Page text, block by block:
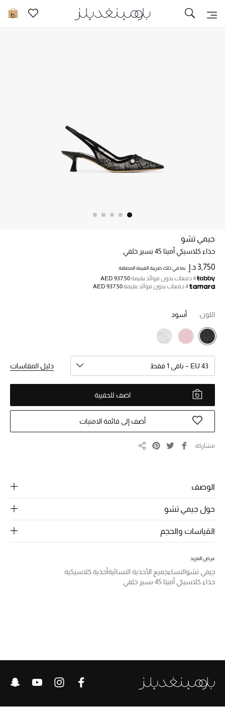
0 تخفيضات
خصم حتى 70%
تسوقوا الآن
ما وصلنا حديثاً
الموسم الجديد
أحذية النسائية
الرجال
خصومات
جيمي تشو
حذاء كلاسيكي أميتا 45 بسير خلفي
3,750 د.إ بما في ذلك ضريبة القيمة المضافة
4 دفعات بدون فوائد بقيمة
AED 937.50
4 دفعات بدون فوائد بقيمة
AED 937.50
اللون: أسود
EU 43 – باقي 1 فقط دليل المقاسات
اضف للحقيبة
أضف إلى قائمة الامنيات
مشاركة
الوصف
حول جيمي تشو
القياسات والحجم
عرض المزيد
جيمي تشوالنساءجميع الأحذية النسائيةأحذية كلاسيكية
حذاء كلاسيكي أميتا 45 بسير خلفي